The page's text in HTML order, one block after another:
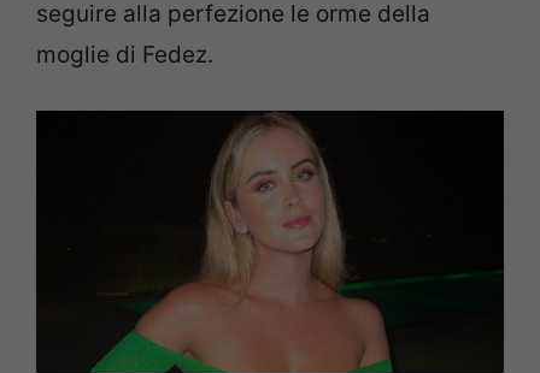
seguire alla perfezione le orme della
moglie di Fedez.